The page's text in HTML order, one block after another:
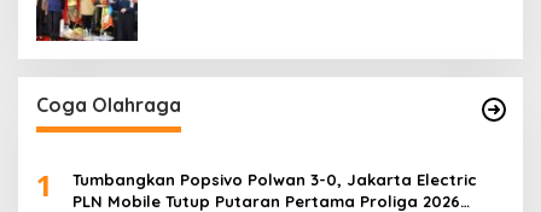
Coga Olahraga
1
Tumbangkan Popsivo Polwan 3-0, Jakarta Electric
PLN Mobile Tutup Putaran Pertama Proliga 2026